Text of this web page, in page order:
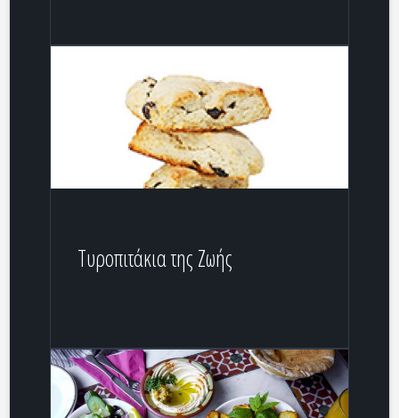
Τυροπιτάκια της Ζωής